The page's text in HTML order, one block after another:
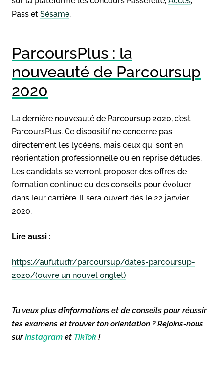
Pass et Sésame.
ParcoursPlus : la
nouveauté de Parcoursup
2020
La dernière nouveauté de Parcoursup 2020, c’est
ParcoursPlus. Ce dispositif ne concerne pas
directement les lycéens, mais ceux qui sont en
réorientation professionnelle ou en reprise d’études.
Les candidats se verront proposer des offres de
formation continue ou des conseils pour évoluer
dans leur carrière. Il sera ouvert dès le 22 janvier
2020.
Lire aussi :
https://aufutur.fr/parcoursup/dates-parcoursup-
2020/(ouvre un nouvel onglet)
Tu veux plus d’informations et de conseils pour réussir
tes examens et trouver ton orientation ? Rejoins-nous
surInstagram et TikTok !